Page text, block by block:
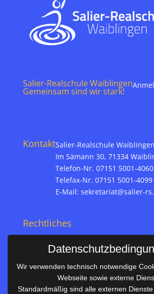
Salier-Realschule Waiblingen
Gemeinsam sind wir stark!
KontaktSalier-Realschule Waiblingen
Im Sämann 30, 71334
Telefon-Nr. 07151 5001-4060
Telefax-Nr. 07151 5001-4099
E-Mail: sekretariat@salier-
Rechtliches
Datenschutz
Nützliches
Wir verwenden technisch notwendige
Webseite sowie externe
Standardmäßig sind alle externen